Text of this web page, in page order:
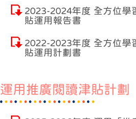
2023-2024年度 全方位學
貼運用報告書
2022-2023年度 全方位學
貼運用計劃書
運用推廣閱讀津貼計劃